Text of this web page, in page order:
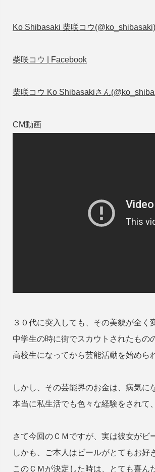
Ko Shibasaki 柴咲コウ
柴咲コウ | Facebook
柴咲コウ Ko Shibasakiさん
CM動画
３０代に突入しても、その美貌が全く
中学生の時に街でスカウトされたもの
高校生になってから芸能活動を始めら
しかし、その芸能界のお金は、病気に
本当に私生活でも色々な経験をされて
さて今回のＣＭですが、実は彼女がビ
しかも、ご本人はビールがとてもお好
このＣＭが決定した時は、とても喜ん